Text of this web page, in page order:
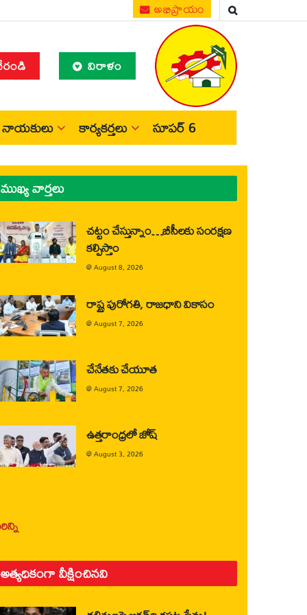
అభిప్రాయం
విరాళం
నాయకులు కార్యకర్తలు సూపర్ 6
ముఖ్య వార్తలు
చట్టం చేస్తున్నాం…బీసీలకు సంరక్షణ
కల్పిస్తాం
@August 8, 2026
రాష్ట్ర పురోగతి, రాజధాని వికాసం
@August 7, 2026
చేనేతకు చేయూత
@August 7, 2026
ఉత్తరాంధ్రలో జోష్
@August 3, 2026
అత్యధికంగా వీక్షించినవి